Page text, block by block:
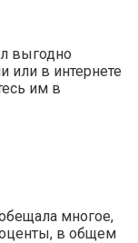
выгодно
или в интернете
им в
многое,
в общем